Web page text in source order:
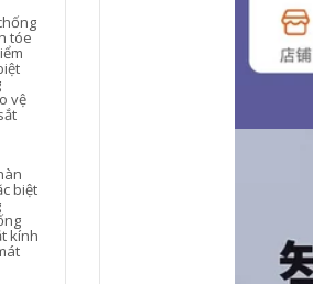
tóe
vệ
biệt
kính
chống gió cát chống
chống bụi nam nữ